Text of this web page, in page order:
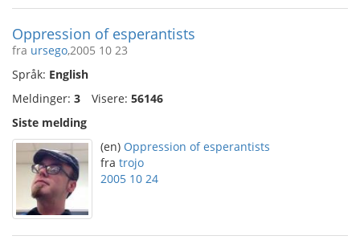
Oppression of esperantists
fra ursego,2005 10 23
Språk: English
Meldinger: 3 Visere: 56146
Siste melding
(en) Oppression of esperantists
fra trojo
2005 10 24